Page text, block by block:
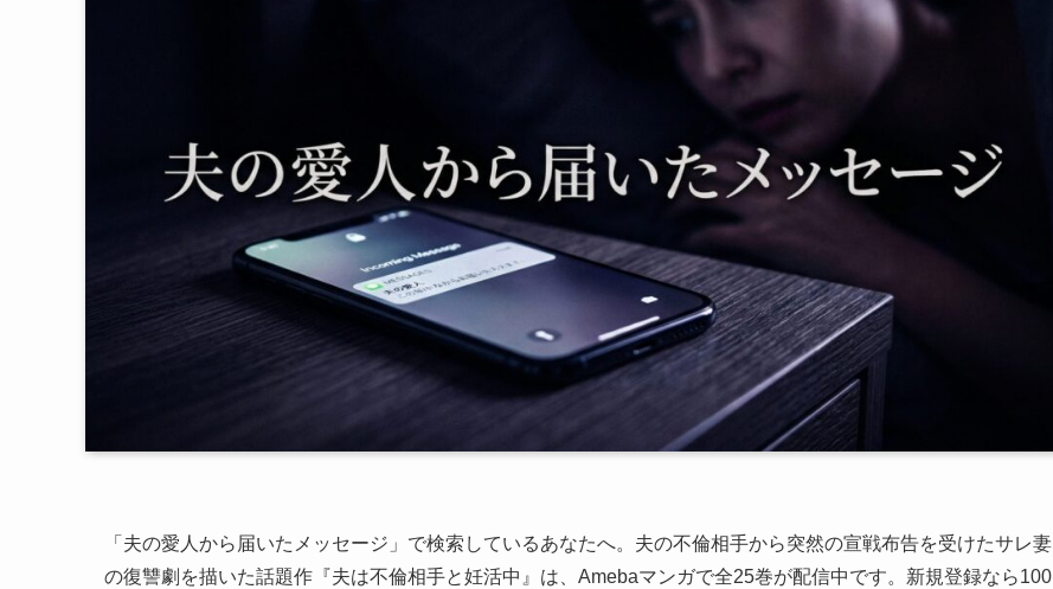
「夫の愛人から届いたメッセージ」で検索しているあなたへ。夫の不倫相手から突然の宣戦布告を受けたサレ妻
の復讐劇を描いた話題作『夫は不倫相手と妊活中』は、Amebaマンガで全25巻が配信中です。新規登録なら100